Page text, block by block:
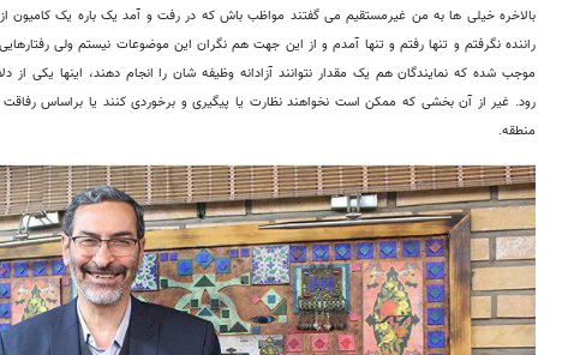
بالاخره خیلی ها به من غیرمستقیم می گفتند مواظب باش که در رفت و آمد یک باره یک کامیون
راننده نگرفتم و تنها رفتم و تنها آمدم و از این جهت هم نگران این موضوعات نیستم ولی
موجب شده که نمایندگان هم یک مقدار نتوانند آزادانه وظیفه شان را انجام دهند، اینها یکی
رود. غیر از آن بخشی که ممکن است نخواهند نظارت یا پیگیری و برخوردی کنند یا براساس رفاقت
منطقه.